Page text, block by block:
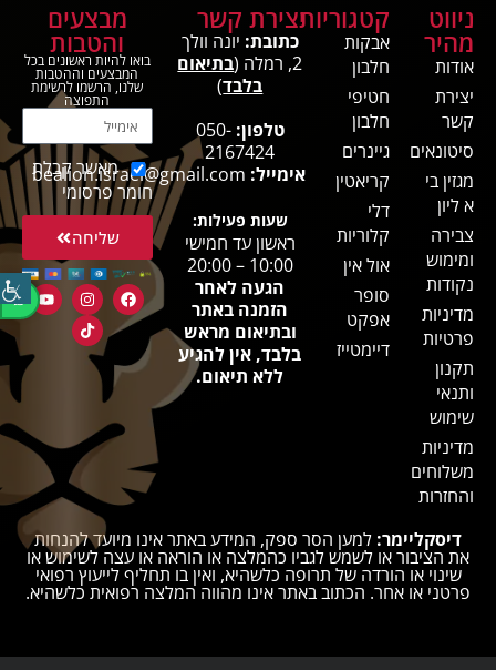
ניווט
מהיר
אודות
יצירת
קשר
סיטונאים
מגזין בי
א ליון
צבירה
ומימוש
נקודות
מדיניות
פרטיות
תקנון
ותנאי
שימוש
מדיניות
משלוחים
והחזרות
קטגוריות
אבקות
חלבון
חטיפי
חלבון
גיינרים
קריאטין
דלי
קלוריות
אול אין
סופר
אפקט
דיימטייז
יצירת קשר
כתובת: יונה וולך
2, רמלה (
בתיאום
בלבד)
טלפון: 050-
2167424
אימייל: bealion.israel@gmail.com
שעות פעילות:
ראשון עד חמישי
10:00 – 20:00
הגעה לאחר
הזמנה באתר
ובתיאום מראש
בלבד, אין להגיע
ללא תיאום.
מבצעים
והטבות
בואו להיות ראשונים בכל
המבצעים וההטבות
שלנו, הרשמו לרשימת
התפוצה
מאשר קבלת
חומר פרסומי
שליחה
דיסקליימר: למען הסר ספק, המידע באתר אינו מיועד להנחות
את הציבור או לשמש לגביו כהמלצה או הוראה או עצה לשימוש או
שינוי או הורדה של תרופה כלשהיא, ואין בו תחליף לייעוץ רפואי
פרטני או אחר. הכתוב באתר אינו מהווה המלצה רפואית כלשהיא.